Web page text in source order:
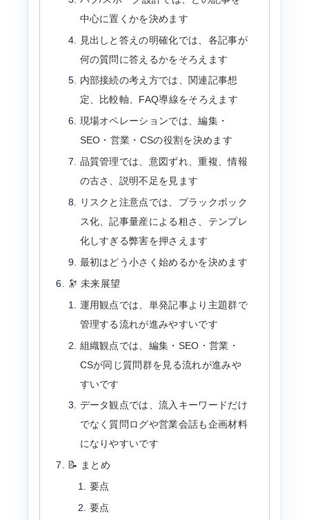
中心に置くかを決めます
見出しと答えの明確化では、各記事が
何の質問に答えるかをそろえます
内部接続の考え方では、関連記事想
定、比較軸、FAQ導線をそろえます
現場オペレーションでは、編集・
SEO・営業・CSの役割を決めます
品質管理では、意図ずれ、重複、情報
の古さ、説明不足を見ます
リスクと注意点では、ブラックボック
ス化、記事量産による粗さ、テンプレ
化しすぎる弊害を押さえます
最初はどう小さく始めるかを決めます
🔭 未来展望
運用観点では、単発記事より主題群で
管理する流れが進みやすいです
組織観点では、編集・SEO・営業・
CSが同じ質問群を見る流れが進みや
すいです
データ観点では、流入キーワードだけ
でなく質問ログや営業会話も企画材料
になりやすいです
📝 まとめ
要点
要点